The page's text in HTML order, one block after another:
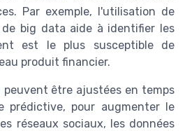
Par exemple, l'utilisation de
big data aide à identifier les
est le plus susceptible de
produit financier.
être ajustées en temps
prédictive, pour augmenter le
réseaux sociaux, les données